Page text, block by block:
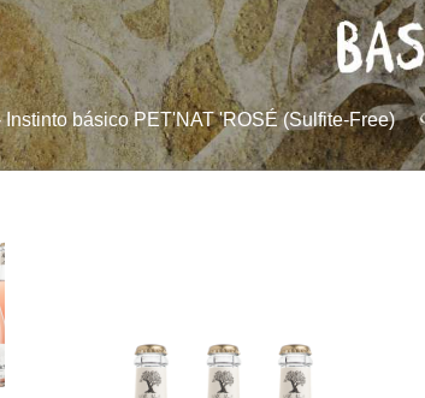
básico PET'NAT 'ROSÉ (Sulfite-Free)